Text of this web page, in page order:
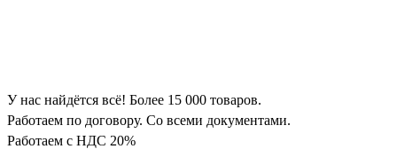
У нас найдётся всё! Более 15 000 товаров.
Работаем по договору. Со всеми документами.
Работаем с НДС 20%